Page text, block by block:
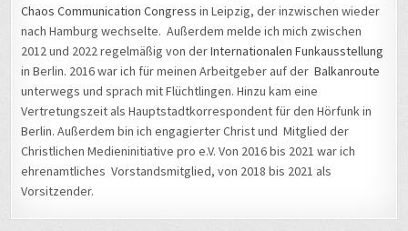
Chaos Communication Congress in Leipzig, der inzwischen wieder
nach Hamburg wechselte. Außerdem melde ich mich zwischen
2012 und 2022 regelmäßig von derInternationalen Funkausstellung
in Berlin. 2016 war ich für meinen Arbeitgeber auf derBalkanroute
unterwegs und sprach mit Flüchtlingen. Hinzu kam eine
Vertretungszeit als Hauptstadtkorrespondent für den Hörfunk in
Berlin. Außerdem bin ich engagierter Christ und Mitglied der
Christlichen Medieninitiative pro e.V. Von 2016 bis 2021 war ich
ehrenamtliches Vorstandsmitglied, von 2018 bis 2021 als
Vorsitzender.